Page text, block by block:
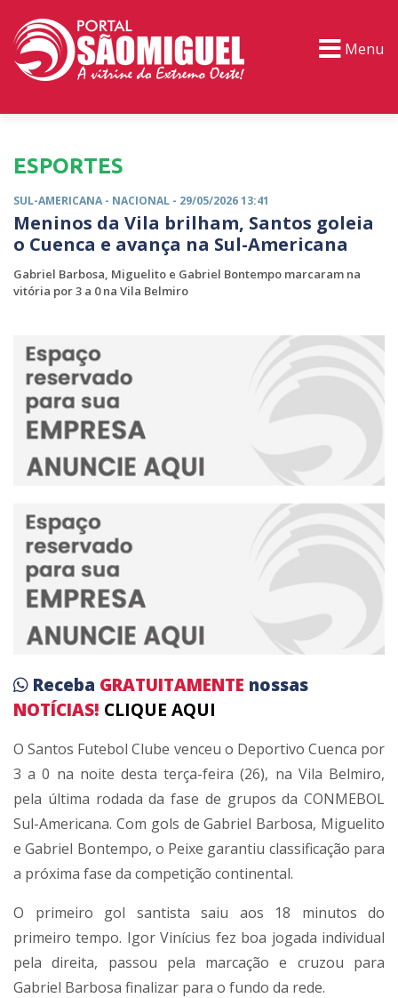
Menu
ESPORTES
SUL-AMERICANA - NACIONAL - 29/05/2026 13:41
Meninos da Vila brilham, Santos goleia
o Cuenca e avança na Sul-Americana
Gabriel Barbosa, Miguelito e Gabriel Bontempo marcaram na
vitória por 3 a 0 na Vila Belmiro
Receba GRATUITAMENTE nossas
NOTÍCIAS! CLIQUE AQUI
OSantos Futebol Clube venceu o Deportivo Cuenca por
3 a 0 na noite desta terça-feira (26), na Vila Belmiro,
pela última rodada da fase de grupos da CONMEBOL
Sul-Americana. Com gols de Gabriel Barbosa, Miguelito
e Gabriel Bontempo, o Peixe garantiu classificação para
a próxima fase da competição continental.
O primeiro gol santista saiu aos 18 minutos do
primeiro tempo. Igor Vinícius fez boa jogada individual
pela direita, passou pela marcação e cruzou para
Gabriel Barbosa finalizar para o fundo da rede.